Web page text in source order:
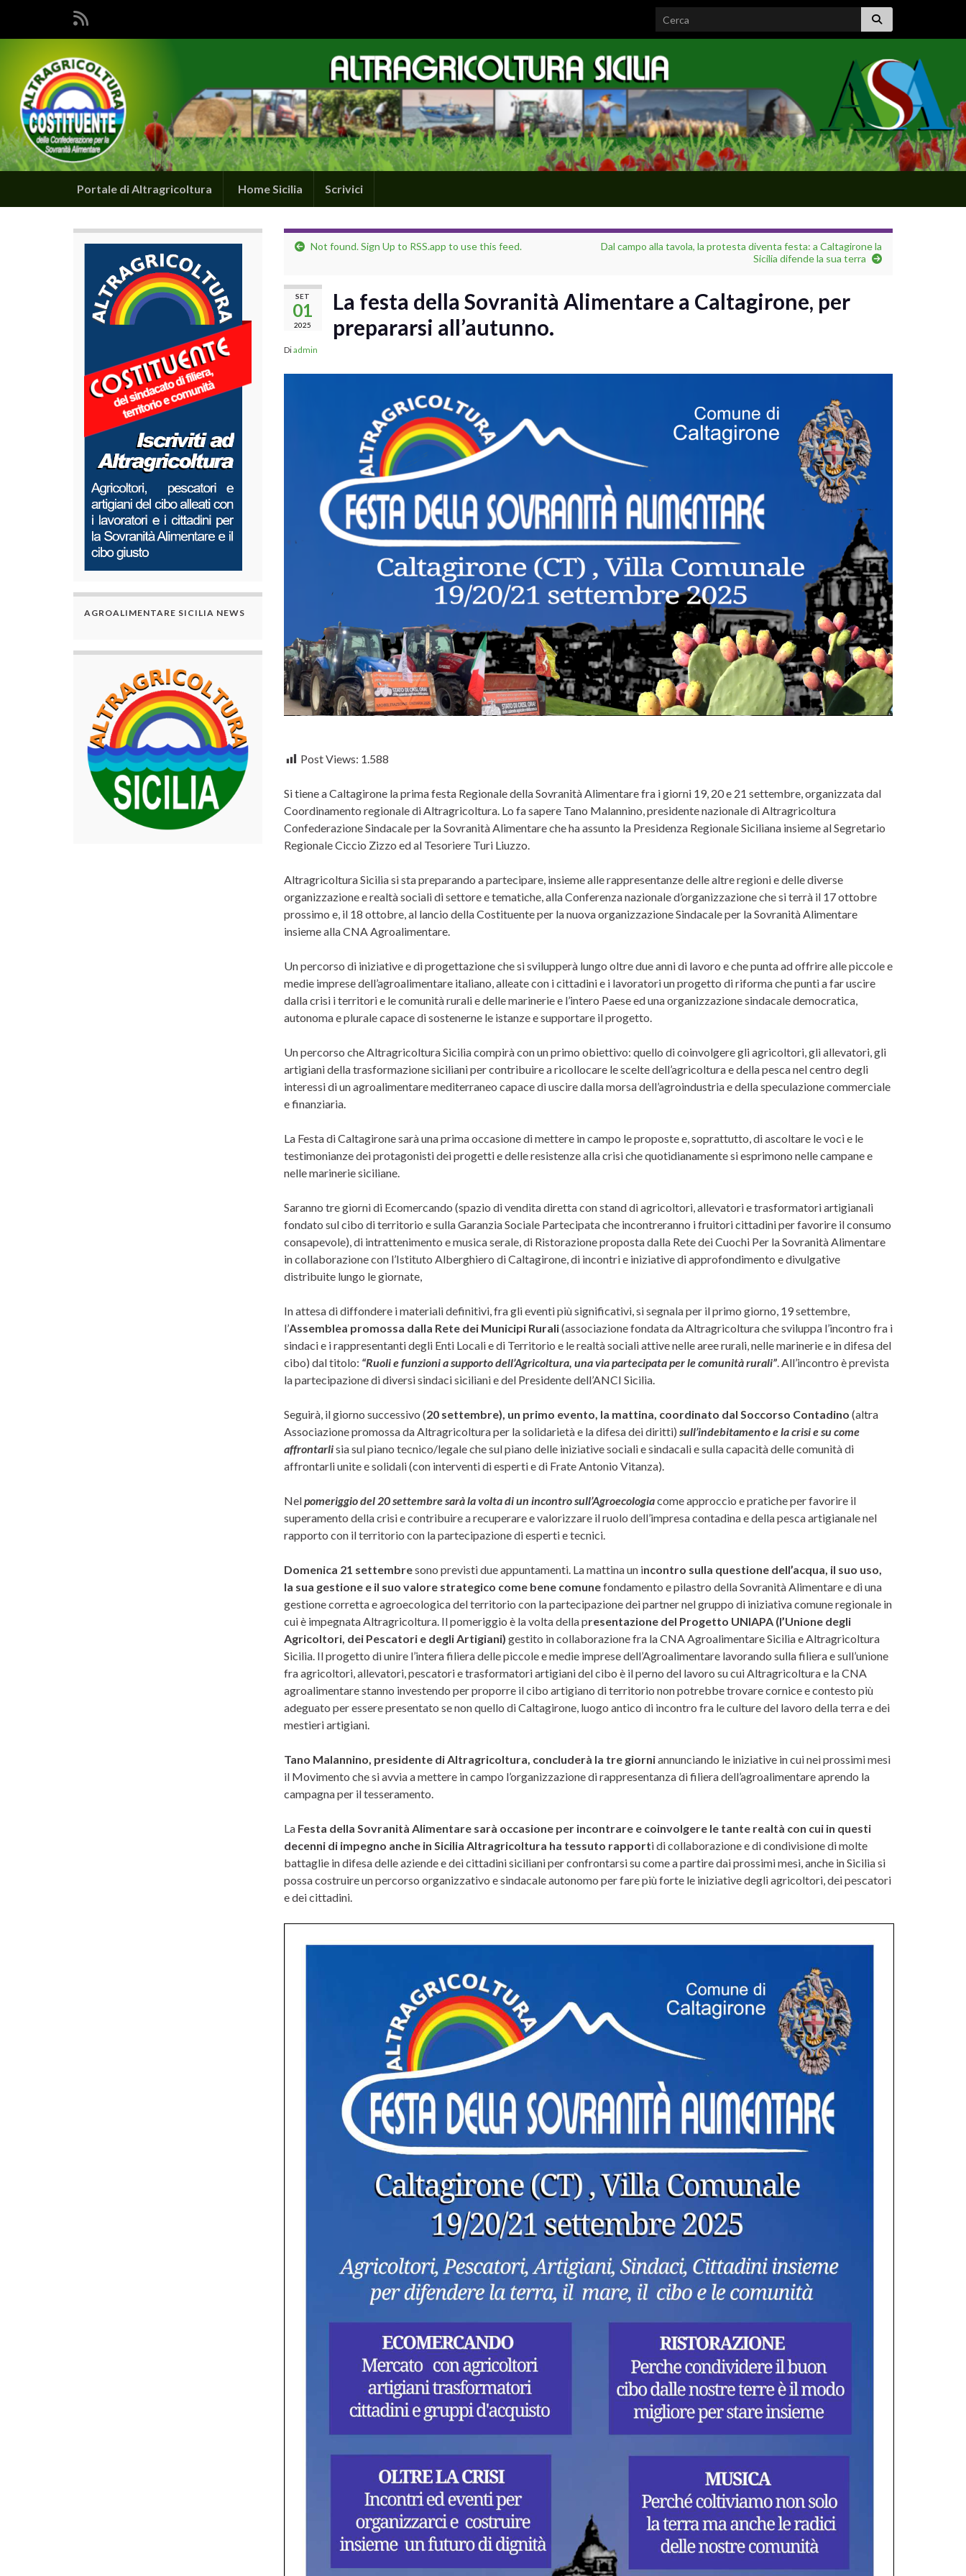
Search for:
Portale di Altragricoltura Home Sicilia Scrivici
Not found. Sign Up to RSS.app to use this feed.
Dal campo alla tavola, la protesta diventa festa: a Caltagirone la
Sicilia difende la sua terra
SET
01
2025
La festa della Sovranità Alimentare a Caltagirone, per
prepararsi all’autunno.
Diadmin
Post Views: 1.588
Si tiene a Caltagirone la prima festa Regionale della Sovranità Alimentare fra i giorni 19, 20 e 21 settembre, organizzata dal
Coordinamento regionale di Altragricoltura. Lo fa sapere Tano Malannino, presidente nazionale di Altragricoltura
Confederazione Sindacale per la Sovranità Alimentare che ha assunto la Presidenza Regionale Siciliana insieme al Segretario
Regionale Ciccio Zizzo ed al Tesoriere Turi Liuzzo.
Altragricoltura Sicilia si sta preparando a partecipare, insieme alle rappresentanze delle altre regioni e delle diverse
organizzazione e realtà sociali di settore e tematiche, alla Conferenza nazionale d’organizzazione che si terrà il 17 ottobre
prossimo e, il 18 ottobre, al lancio della Costituente per la nuova organizzazione Sindacale per la Sovranità Alimentare
insieme alla CNA Agroalimentare.
Un percorso di iniziative e di progettazione che si svilupperà lungo oltre due anni di lavoro e che punta ad offrire alle piccole e
medie imprese dell’agroalimentare italiano, alleate con i cittadini e i lavoratori un progetto di riforma che punti a far uscire
dalla crisi i territori e le comunità rurali e delle marinerie e l’intero Paese ed una organizzazione sindacale democratica,
autonoma e plurale capace di sostenerne le istanze e supportare il progetto.
Un percorso che Altragricoltura Sicilia compirà con un primo obiettivo: quello di coinvolgere gli agricoltori, gli allevatori, gli
artigiani della trasformazione siciliani per contribuire a ricollocare le scelte dell’agricoltura e della pesca nel centro degli
interessi di un agroalimentare mediterraneo capace di uscire dalla morsa dell’agroindustria e della speculazione commerciale
e finanziaria.
La Festa di Caltagirone sarà una prima occasione di mettere in campo le proposte e, soprattutto, di ascoltare le voci e le
testimonianze dei protagonisti dei progetti e delle resistenze alla crisi che quotidianamente si esprimono nelle campane e
nelle marinerie siciliane.
Saranno tre giorni di Ecomercando (spazio di vendita diretta con stand di agricoltori, allevatori e trasformatori artigianali
fondato sul cibo di territorio e sulla Garanzia Sociale Partecipata che incontreranno i fruitori cittadini per favorire il consumo
consapevole), di intrattenimento e musica serale, di Ristorazione proposta dalla Rete dei Cuochi Per la Sovranità Alimentare
in collaborazione con l’Istituto Alberghiero di Caltagirone, di incontri e iniziative di approfondimento e divulgative
distribuite lungo le giornate,
In attesa di diffondere i materiali definitivi, fra gli eventi più significativi, si segnala per il primo giorno, 19 settembre,
l’Assemblea promossa dalla Rete dei Municipi Rurali(associazione fondata da Altragricoltura che sviluppa l’incontro fra i
sindaci e i rappresentanti degli Enti Locali e di Territorio e le realtà sociali attive nelle aree rurali, nelle marinerie e in difesa del
cibo) dal titolo: “Ruoli e funzioni a supporto dell’Agricoltura, una via partecipata per le comunità rurali”. All’incontro è prevista
la partecipazione di diversi sindaci siciliani e del Presidente dell’ANCI Sicilia.
Seguirà, il giorno successivo (20 settembre), un primo evento, la mattina, coordinato dal Soccorso Contadino (altra
Associazione promossa da Altragricoltura per la solidarietà e la difesa dei diritti) sull’indebitamento e la crisi e su come
affrontarlisia sul piano tecnico/legale che sul piano delle iniziative sociali e sindacali e sulla capacità delle comunità di
affrontarli unite e solidali (con interventi di esperti e di Frate Antonio Vitanza).
Nelpomeriggio del 20 settembre sarà la volta di un incontro sull’Agroecologiacome approccio e pratiche per favorire il
superamento della crisi e contribuire a recuperare e valorizzare il ruolo dell’impresa contadina e della pesca artigianale nel
rapporto con il territorio con la partecipazione di esperti e tecnici.
Domenica 21 settembresono previsti due appuntamenti. La mattina un incontro sulla questione dell’acqua, il suo uso,
la sua gestione e il suo valore strategico come bene comunefondamento e pilastro della Sovranità Alimentare e di una
gestione corretta e agroecologica del territorio con la partecipazione dei partner nel gruppo di iniziativa comune regionale in
cui è impegnata Altragricoltura. Il pomeriggio è la volta della presentazione del Progetto UNIAPA (l’Unione degli
Agricoltori, dei Pescatori e degli Artigiani) gestito in collaborazione fra la CNA Agroalimentare Sicilia e Altragricoltura
Sicilia. Il progetto di unire l’intera filiera delle piccole e medie imprese dell’Agroalimentare lavorando sulla filiera e sull’unione
fra agricoltori, allevatori, pescatori e trasformatori artigiani del cibo è il perno del lavoro su cui Altragricoltura e la CNA
agroalimentare stanno investendo per proporre il cibo artigiano di territorio non potrebbe trovare cornice e contesto più
adeguato per essere presentato se non quello di Caltagirone, luogo antico di incontro fra le culture del lavoro della terra e dei
mestieri artigiani.
Tano Malannino, presidente di Altragricoltura, concluderà la tre giorniannunciando le iniziative in cui nei prossimi mesi
il Movimento che si avvia a mettere in campo l’organizzazione di rappresentanza di filiera dell’agroalimentare aprendo la
campagna per il tesseramento.
La Festa della Sovranità Alimentare sarà occasione per incontrare e coinvolgere le tante realtà con cui in questi
decenni di impegno anche in Sicilia Altragricoltura ha tessuto rapporti di collaborazione e di condivisione di molte
battaglie in difesa delle aziende e dei cittadini siciliani per confrontarsi su come a partire dai prossimi mesi, anche in Sicilia si
possa costruire un percorso organizzativo e sindacale autonomo per fare più forte le iniziative degli agricoltori, dei pescatori
e dei cittadini.
AGROALIMENTARE SICILIA NEWS